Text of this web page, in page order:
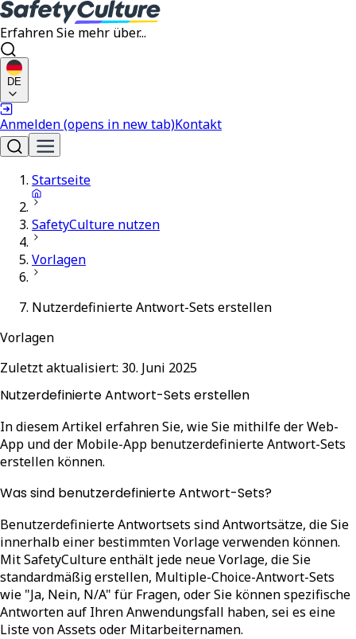
Erfahren Sie mehr über...
DE
Anmelden(opens in new tab)Kontakt
Startseite
SafetyCulture nutzen
Vorlagen
Nutzerdefinierte Antwort-Sets erstellen
Vorlagen
Zuletzt aktualisiert: 30. Juni 2025
Nutzerdefinierte Antwort-Sets erstellen
In diesem Artikel erfahren Sie, wie Sie mithilfe der Web-
App und der Mobile-App benutzerdefinierte Antwort-Sets
erstellen können.
Was sind benutzerdefinierte Antwort-Sets?
Benutzerdefinierte Antwortsets sind Antwortsätze, die Sie
innerhalb einer bestimmten Vorlage verwenden können.
Mit SafetyCulture enthält jede neue Vorlage, die Sie
standardmäßig erstellen, Multiple-Choice-Antwort-Sets
wie "Ja, Nein, N/A" für Fragen, oder Sie können spezifische
Antworten auf Ihren Anwendungsfall haben, sei es eine
Liste von Assets oder Mitarbeiternamen.